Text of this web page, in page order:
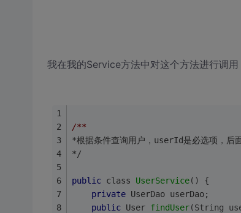
我在我的Service方法中对这个方法进行调用
/**
*根据条件查询用户，userId是必选项，后
*/
public class UserService()
{
private UserDao userDao;
public User findUser(String